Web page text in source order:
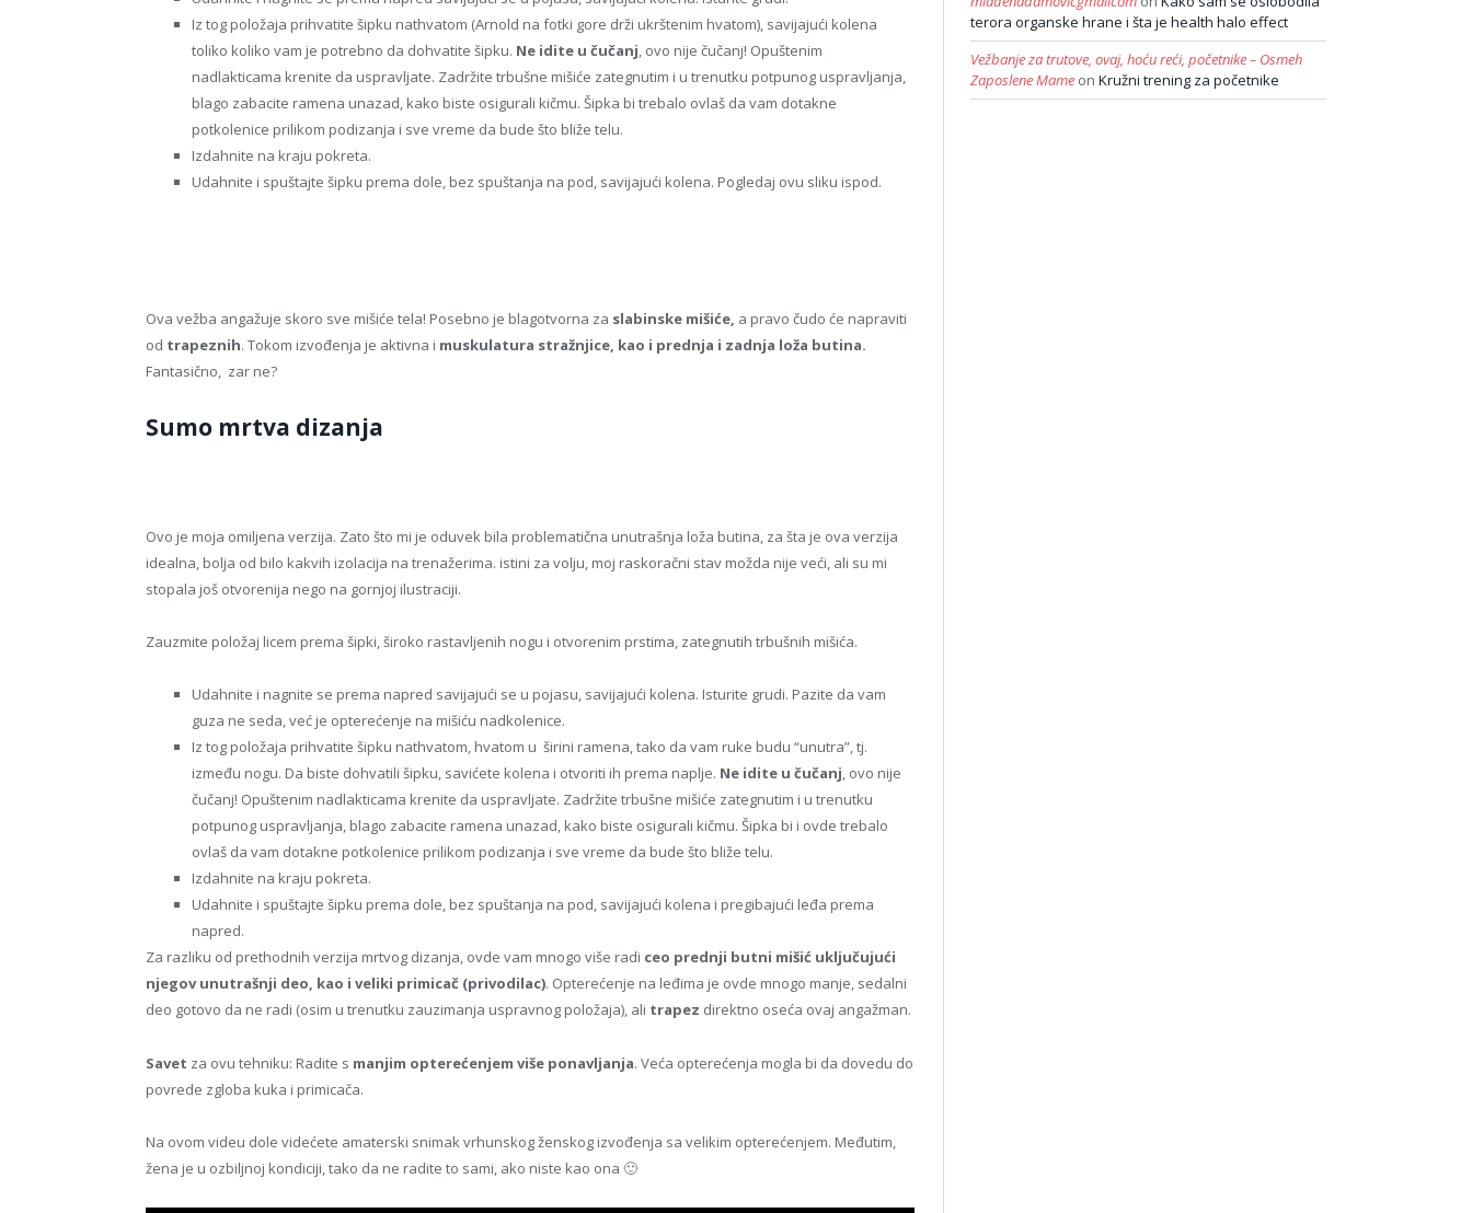
Iz tog položaja prihvatite šipku nathvatom (Arnold na fotki gore drži ukrštenim hvatom), savijajući kolena
toliko koliko vam je potrebno da dohvatite šipku. Ne idite u čučanj , ovo nije čučanj! Opuštenim
nadlakticama krenite da uspravljate. Zadržite trbušne mišiće zategnutim i u trenutku potpunog uspravljanja,
blago zabacite ramena unazad, kako biste osigurali kičmu. Šipka bi trebalo ovlaš da vam dotakne
potkolenice prilikom podizanja i sve vreme da bude što bliže telu.
Izdahnite na kraju pokreta.
Udahnite i spuštajte šipku prema dole, bez spuštanja na pod, savijajući kolena. Pogledaj ovu sliku ispod.
Ova vežba angažuje skoro sve mišiće tela! Posebno je blagotvorna za slabinske mišiće, a pravo čudo će napraviti
od trapeznih. Tokom izvođenja je aktivna i muskulatura stražnjice, kao i prednja i zadnja loža butina.
Fantasično, zar ne?
Sumo mrtva dizanja
Ovo je moja omiljena verzija. Zato što mi je oduvek bila problematična unutrašnja loža butina, za šta je ova verzija
idealna, bolja od bilo kakvih izolacija na trenažerima. istini za volju, moj raskoračni stav možda nije veći, ali su mi
stopala još otvorenija nego na gornjoj ilustraciji.
Zauzmite položaj licem prema šipki, široko rastavljenih nogu i otvorenim prstima, zategnutih trbušnih mišića.
Udahnite i nagnite se prema napred savijajući se u pojasu, savijajući kolena. Isturite grudi. Pazite da vam
guza ne seda, već je opterećenje na mišiću nadkolenice.
Iz tog položaja prihvatite šipku nathvatom, hvatom u širini ramena, tako da vam ruke budu “unutra”, tj.
između nogu. Da biste dohvatili šipku, savićete kolena i otvoriti ih prema naplje. Ne idite u čučanj, ovo nije
čučanj! Opuštenim nadlakticama krenite da uspravljate. Zadržite trbušne mišiće zategnutim i u trenutku
potpunog uspravljanja, blago zabacite ramena unazad, kako biste osigurali kičmu. Šipka bi i ovde trebalo
ovlaš da vam dotakne potkolenice prilikom podizanja i sve vreme da bude što bliže telu.
Izdahnite na kraju pokreta.
Udahnite i spuštajte šipku prema dole, bez spuštanja na pod, savijajući kolena i pregibajući leđa prema
napred.
Za razliku od prethodnih verzija mrtvog dizanja, ovde vam mnogo više radi ceo prednji butni mišić uključujući
njegov unutrašnji deo, kao i veliki primicač (privodilac). Opterećenje na leđima je ovde mnogo manje, sedalni
deo gotovo da ne radi (osim u trenutku zauzimanja uspravnog položaja), ali trapez direktno oseća ovaj angažman.
Savet za ovu tehniku: Radite s manjim opterećenjem više ponavljanja. Veća opterećenja mogla bi da dovedu do
povrede zgloba kuka i primicača.
Na ovom videu dole videćete amaterski snimak vrhunskog ženskog izvođenja sa velikim opterećenjem. Međutim,
žena je u ozbiljnoj kondiciji, tako da ne radite to sami, ako niste kao ona 🙂
terora organske hrane i šta je health halo effect
Vežbanje za trutove, ovaj, hoću reći, početnike – Osmeh
Zaposlene Mame on Kružni trening za početnike